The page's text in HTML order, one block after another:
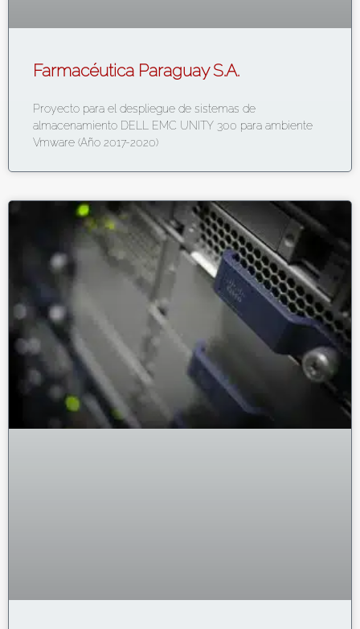
Farmacéutica Paraguay S.A.
Proyecto para el despliegue de sistemas de
almacenamiento DELL EMC UNITY 300 para ambiente
Vmware (Año 2017-2020)